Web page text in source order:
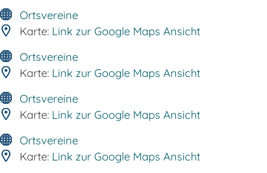
Ortsvereine
Karte: Link zur Google Maps Ansicht
Ortsvereine
Karte: Link zur Google Maps Ansicht
Ortsvereine
Karte: Link zur Google Maps Ansicht
Ortsvereine
Karte: Link zur Google Maps Ansicht